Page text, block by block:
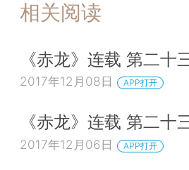
相关阅读
《赤龙》连载 第二十
2017年12月08日 APP打开
《赤龙》连载 第二十
2017年12月06日 APP打开